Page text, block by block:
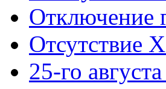
Отключение
Отсутствие
25-го